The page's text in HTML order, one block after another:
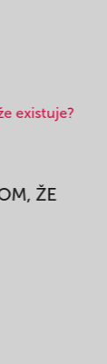
ŽE